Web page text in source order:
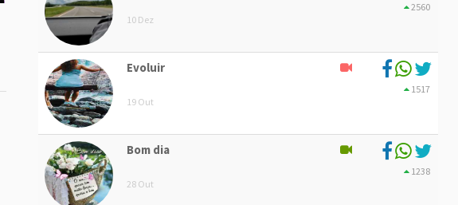
10 Dez
2560
Evoluir
19 Out
1517
Bom dia
28 Out
1238